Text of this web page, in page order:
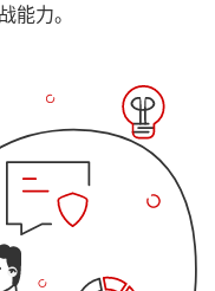
能力。